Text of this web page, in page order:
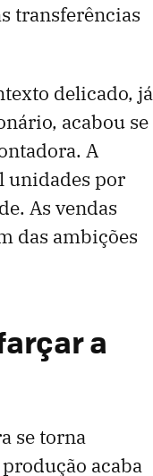
transferências
delicado, já
acabou se
A
unidades por
As vendas
das ambições
a
se torna
acaba